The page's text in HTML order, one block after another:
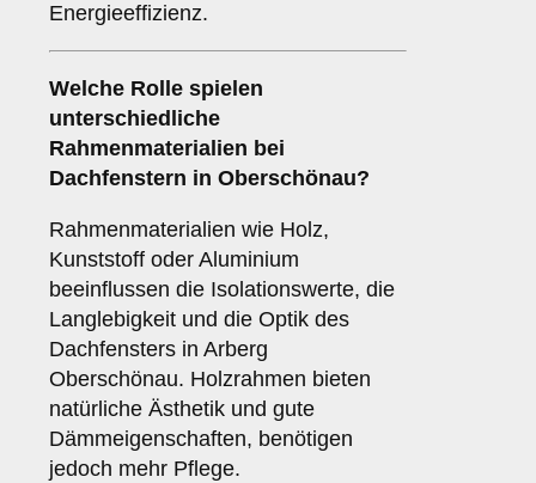
Energieeffizienz.
Welche Rolle spielen
unterschiedliche
Rahmenmaterialien bei
Dachfenstern in Oberschönau?
Rahmenmaterialien wie Holz,
Kunststoff oder Aluminium
beeinflussen die Isolationswerte, die
Langlebigkeit und die Optik des
Dachfensters in Arberg
Oberschönau. Holzrahmen bieten
natürliche Ästhetik und gute
Dämmeigenschaften, benötigen
jedoch mehr Pflege.